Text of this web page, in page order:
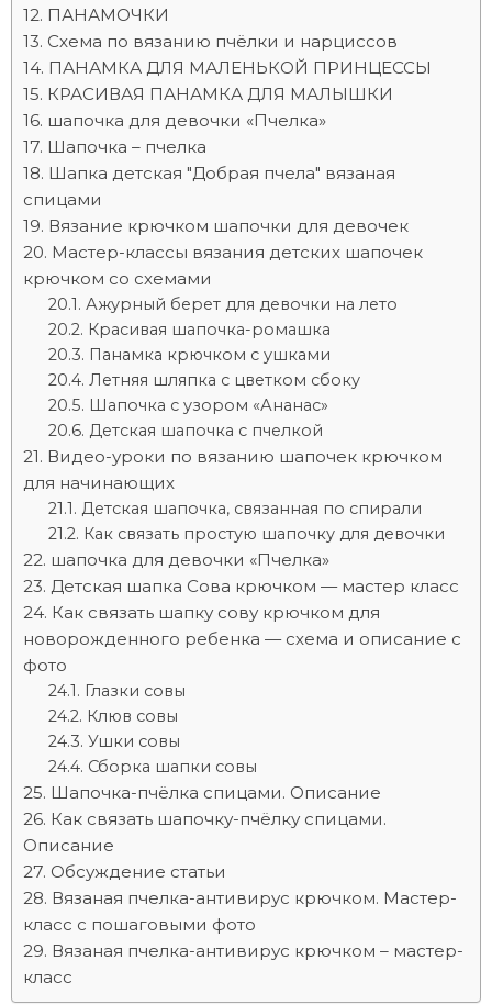
ПАНАМОЧКИ
Схема по вязанию пчёлки и нарциссов
ПАНАМКА ДЛЯ МАЛЕНЬКОЙ ПРИНЦЕССЫ
КРАСИВАЯ ПАНАМКА ДЛЯ МАЛЫШКИ
шапочка для девочки «Пчелка»
Шапочка – пчелка
Шапка детская "Добрая пчела" вязаная
спицами
Вязание крючком шапочки для девочек
Мастер-классы вязания детских шапочек
крючком со схемами
Ажурный берет для девочки на лето
Красивая шапочка-ромашка
Панамка крючком с ушками
Летняя шляпка с цветком сбоку
Шапочка с узором «Ананас»
Детская шапочка с пчелкой
Видео-уроки по вязанию шапочек крючком
для начинающих
Детская шапочка, связанная по спирали
Как связать простую шапочку для девочки
шапочка для девочки «Пчелка»
Детская шапка Сова крючком — мастер класс
Как связать шапку сову крючком для
новорожденного ребенка — схема и описание с
фото
Глазки совы
Клюв совы
Ушки совы
Сборка шапки совы
Шапочка-пчёлка спицами. Описание
Как связать шапочку-пчёлку спицами.
Описание
Обсуждение статьи
Вязаная пчелка-антивирус крючком. Мастер-
класс с пошаговыми фото
Вязаная пчелка-антивирус крючком – мастер-
класс